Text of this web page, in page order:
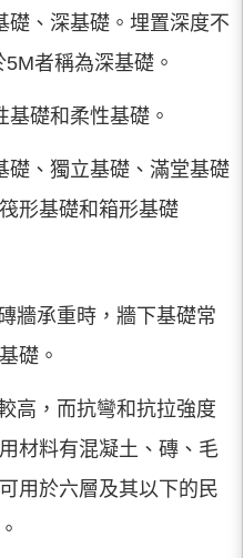
礎、深基礎。埋置深度不
者稱為深基礎。
礎和柔性基礎。
礎、獨立基礎、滿堂基礎
形基礎和箱形基礎
牆承重時，牆下基礎常
礎。
高，而抗彎和抗拉強度
材料有混凝土、磚、毛
用於六層及其以下的民